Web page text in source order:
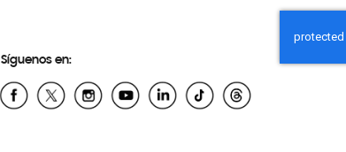
Síguenos en: